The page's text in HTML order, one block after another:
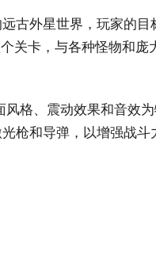
古外星世界，玩家的
关卡，与各种怪物和
格、震动效果和音效
枪和导弹，以增强战